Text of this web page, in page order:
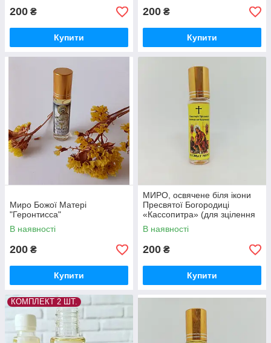
200 ₴
Купити
200 ₴
Купити
Миро Божої Матері
"Геронтисса"
В наявності
200 ₴
Купити
МИРО, освячене біля ікони
Пресвятої Богородиці
«Кассопитра» (для зцілення
незрячих), 30 мл
В наявності
200 ₴
Купити
КОМПЛЕКТ 2 ШТ.